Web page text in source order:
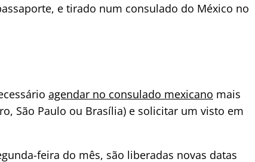
e tirado num consulado do México no
agendar no consulado mexicano mais
São Paulo ou Brasília) e solicitar um visto em
feira do mês, são liberadas novas datas